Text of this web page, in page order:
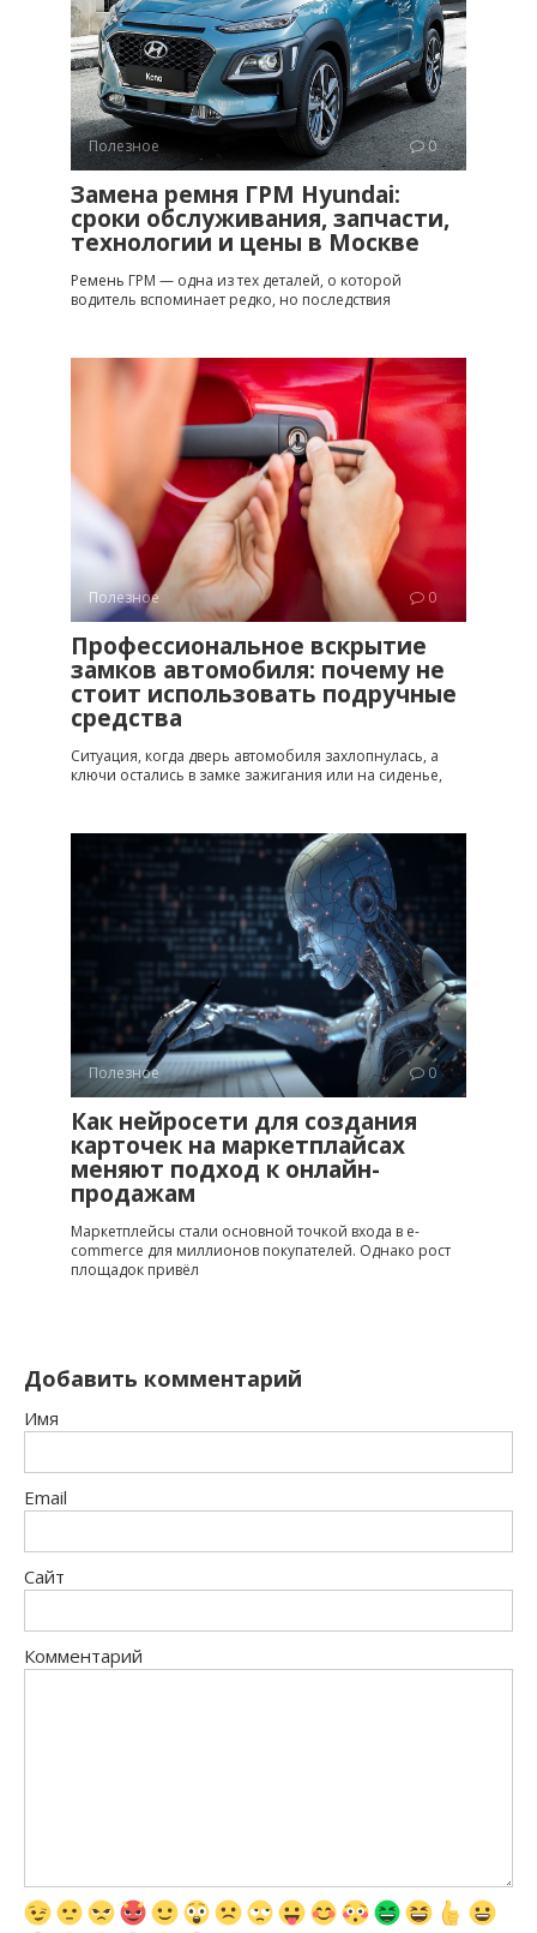
Полезное 0
Замена ремня ГРМ Hyundai:
сроки обслуживания, запчасти,
технологии и цены в Москве
Ремень ГРМ — одна из тех деталей, о которой
водитель вспоминает редко, но последствия
Полезное 0
Профессиональное вскрытие
замков автомобиля: почему не
стоит использовать подручные
средства
Ситуация, когда дверь автомобиля захлопнулась, а
ключи остались в замке зажигания или на сиденье,
Полезное 0
Как нейросети для создания
карточек на маркетплайсах
меняют подход к онлайн-
продажам
Маркетплейсы стали основной точкой входа в e-
commerce для миллионов покупателей. Однако рост
площадок привёл
Добавить комментарий
Имя
Email
Сайт
Комментарий